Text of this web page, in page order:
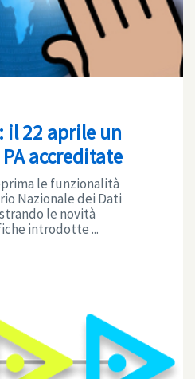
il 22 aprile un
accreditate
le funzionalità
Nazionale dei Dati
le novità
introdotte ...